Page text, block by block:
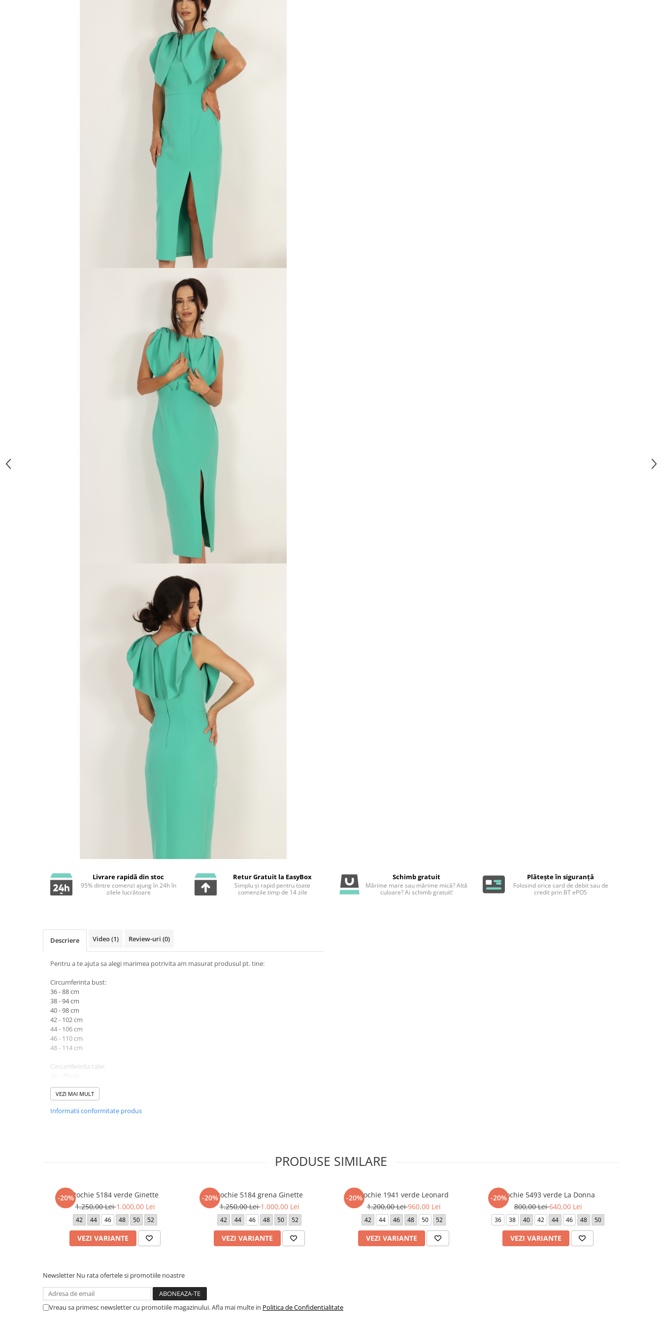
Livrare rapidă din stoc
95% dintre comenzi ajung în 24h în
zilele lucrătoare
Retur Gratuit la EasyBox
Simplu și rapid pentru toate
comenzile timp de 14 zile
Schimb gratuit
Mărime mare sau mărime mică? Altă
culoare? Ai schimb gratuit!
Plătește în siguranță
Folosind orice card de debit sau de
credit prin BT ePOS
Descriere Video(1) Review-uri (0)
Pentru a te ajuta sa alegi marimea potrivita am masurat produsul pt. tine:
Circumferinta bust:
36 - 88 cm
38 - 94 cm
40 - 98 cm
42 - 102 cm
44 - 106 cm
46 - 110 cm
48 - 114 cm
Circumferinta talie:
38 - 74 cm
40 - 78 cm
44 - 86 cm
VEZI MAI MULT
Informatii conformitate produs
PRODUSE SIMILARE
-20%Rochie 5184 verde Ginette
1.250,00 Lei1.000,00 Lei
42 44 46 48 50 52
VEZI VARIANTE
-20%Rochie 5184 grena Ginette
1.250,00 Lei1.000,00 Lei
42 44 46 48 50 52
VEZI VARIANTE
-20%Rochie 1941 verde Leonard
1.200,00 Lei960,00 Lei
42 44 46 48 50 52
VEZI VARIANTE
-20%Rochie 5493 verde La Donna
800,00 Lei640,00 Lei
36 38 40 42 44 46 48 50
VEZI VARIANTE
Newsletter Nu rata ofertele si promotiile noastre
Vreau sa primesc newsletter cu promotiile magazinului. Afla mai multe in Politica de Confidentialitate